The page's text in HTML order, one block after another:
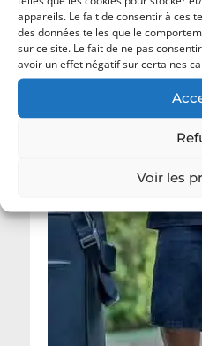
appareils. Le fait de consentir à ces
des données telles que le
sur ce site. Le fait de ne pas
avoir un effet négatif sur certaines
Voir les